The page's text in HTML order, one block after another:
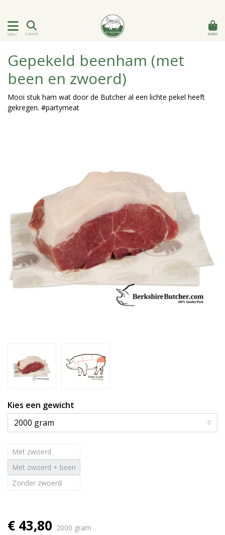
MENU ZOEKEN MAND
Gepekeld beenham (met
been en zwoerd)
Mooi stuk ham wat door de Butcher al een lichte pekel heeft
gekregen. #partymeat
Kies een gewicht
Met zwoerd
Met zwoerd + been
Zonder zwoerd
€ 43,80 2000 gram